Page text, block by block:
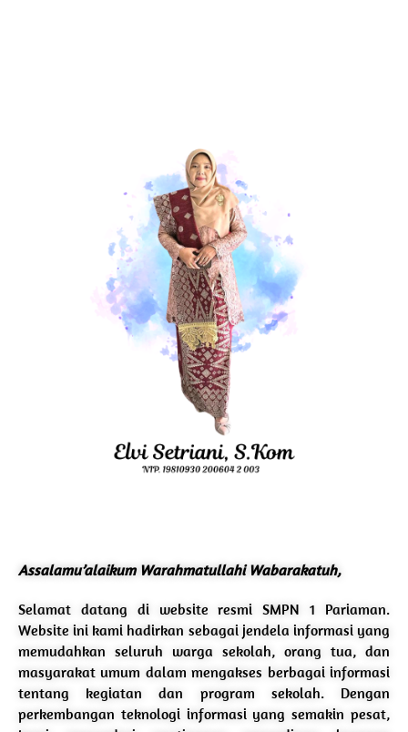
Assalamu’alaikum Warahmatullahi Wabarakatuh,
Selamat datang di website resmi SMPN 1 Pariaman.
Website ini kami hadirkan sebagai jendela informasi yang
memudahkan seluruh warga sekolah, orang tua, dan
masyarakat umum dalam mengakses berbagai informasi
tentang kegiatan dan program sekolah. Dengan
perkembangan teknologi informasi yang semakin pesat,